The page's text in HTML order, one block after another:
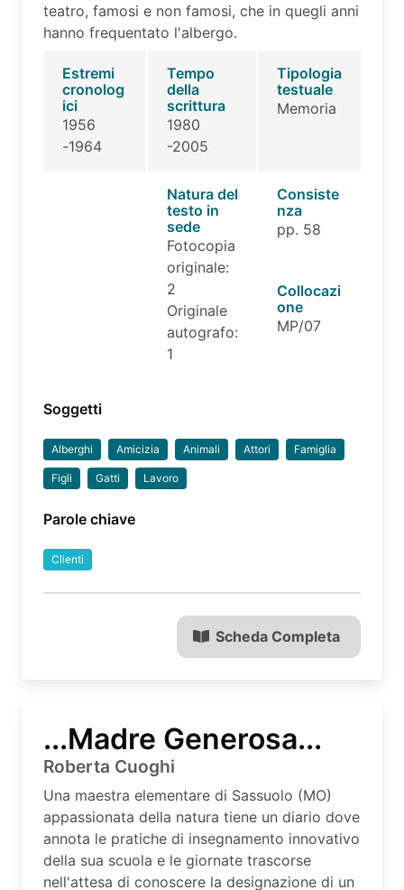
teatro, famosi e non famosi, che in quegli anni
hanno frequentato l'albergo.
Estremi
cronolog
ici
1956
-1964
Tempo
della
scrittura
1980
-2005
Tipologia
testuale
Memoria
Natura del
testo in
sede
Fotocopia
originale:
2
Originale
autografo:
1
Consiste
nza
pp. 58
Collocazi
one
MP/07
Soggetti
Alberghi Amicizia Animali Attori Famiglia
Figli Gatti Lavoro
Parole chiave
Clienti
Scheda Completa
...Madre Generosa...
Roberta Cuoghi
Una maestra elementare di Sassuolo (MO)
appassionata della natura tiene un diario dove
annota le pratiche di insegnamento innovativo
della sua scuola e le giornate trascorse
nell'attesa di conoscere la designazione di un